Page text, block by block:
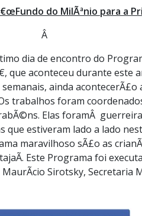
do MilÃªnio para a
Â
dia de encontro do
que aconteceu durante este
ainda acontecerÃ£o
trabalhos foram
Elas foramÂ
estiveram lado a lado
maravilhoso sÃ£o as
Este Programa foi
Sirotsky, Secretaria